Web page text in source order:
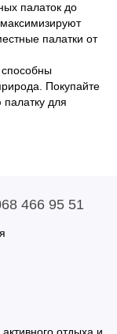
палаток до
палатки от
способны
Покупайте
для
466 95 51